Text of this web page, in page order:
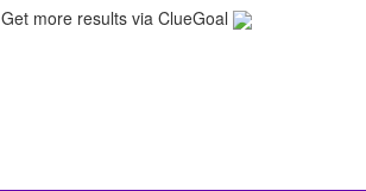
Get more results via ClueGoal